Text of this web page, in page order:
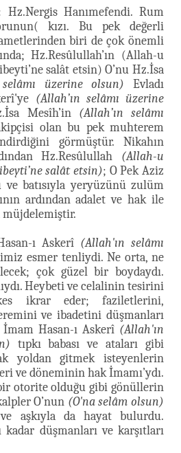
Hanımefendi. Rum
kızı. Bu pek değerli
biri de çok önemli
Hz.Resûlullah’ın (Allah-u
salât etsin) O’nu Hz.İsa
selâmı üzerine olsun) Evladı
(Allah’ın selâmı üzerine
Mesîh’in (Allah’ın selâmı
olan bu pek muhterem
görmüştür. Nikahın
Hz.Resûlullah (Allah-u
salât etsin); O Pek Aziz
ve batısıyla yeryüzünü zulüm
ardından adalet ve hak ile
ı Askerî (Allah'ın selâmı
esmer tenliydi. Ne orta, ne
çok güzel bir boydaydı.
Heybeti ve celalinin tesirini
ikrar eder; faziletlerini,
ve ibadetini düşmanları
Hasan-ı Askerî (Allah'ın
tıpkı babası ve ataları gibi
yoldan gitmek isteyenlerin
ve döneminin hak İmamı’ydı.
otorite olduğu gibi gönüllerin
O’nun (O'na selâm olsun)
aşkıyla da hayat bulurdu.
düşmanları ve karşıtları